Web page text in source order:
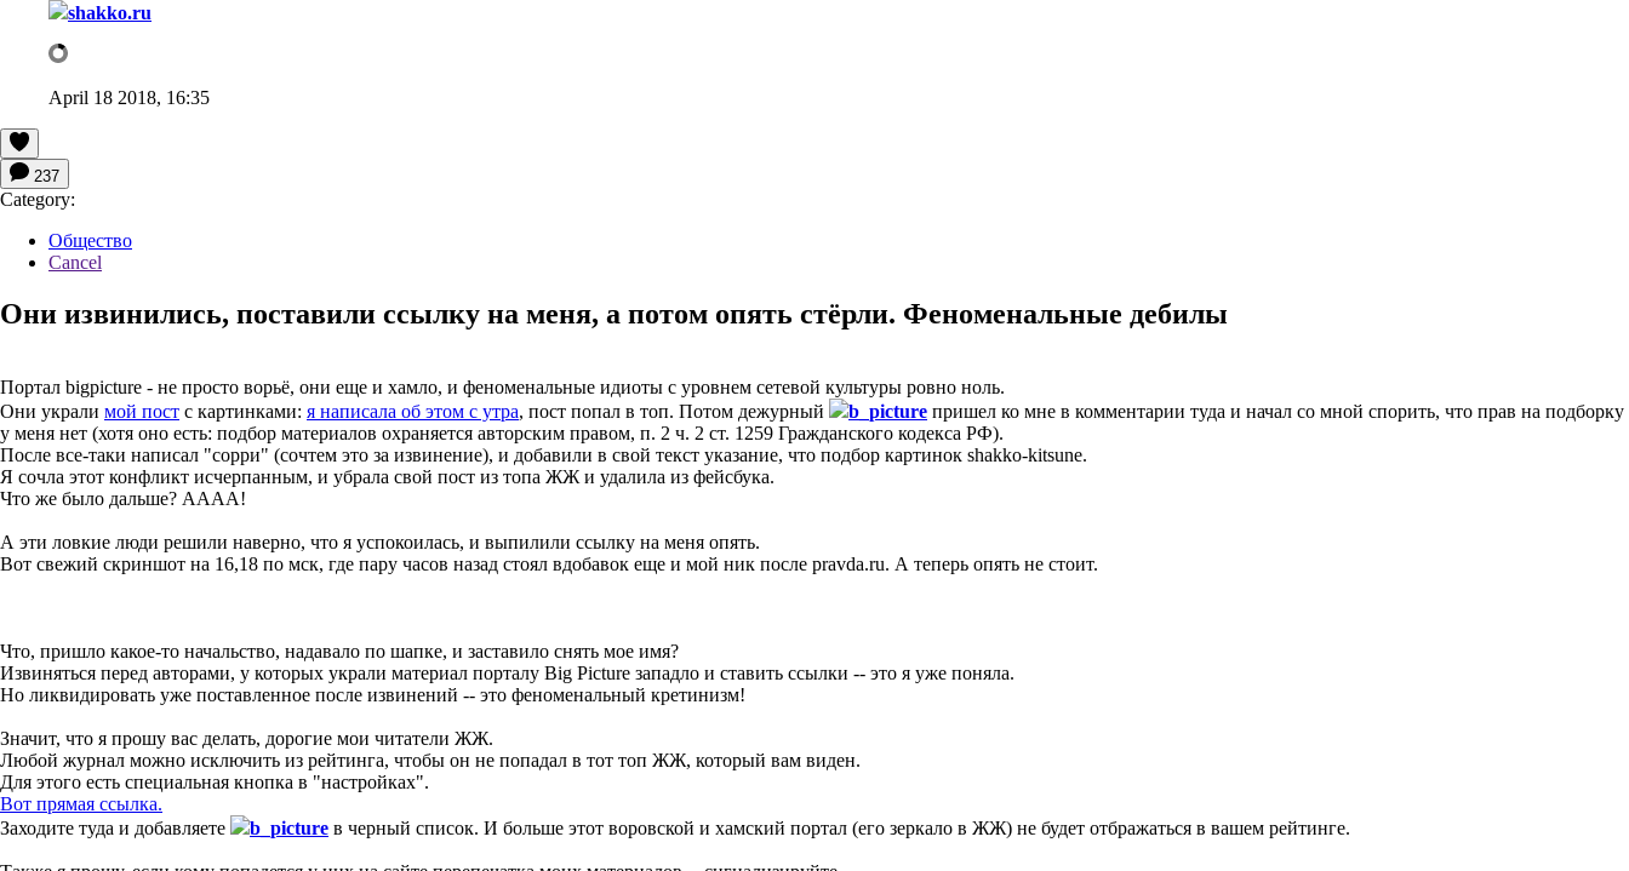
shakko.ru
April 18 2018, 16:35
237
Category:
Общество
Cancel
Они извинились, поставили ссылку на меня, а потом опять стёрли. Феноменальные дебилы
Портал bigpicture - не просто ворьё, они еще и хамло, и феноменальные идиоты с уровнем сетевой культуры ровно ноль.
Они украли мой пост с картинками: я написала об этом с утра, пост попал в топ. Потом дежурный b_picture пришел ко мне в комментарии туда и начал со мной спорить, что прав на подборку
у меня нет (хотя оно есть: подбор материалов охраняется авторским правом, п. 2 ч. 2 ст. 1259 Гражданского кодекса РФ).
После все-таки написал "сорри" (сочтем это за извинение), и добавили в свой текст указание, что подбор картинок shakko-kitsune.
Я сочла этот конфликт исчерпанным, и убрала свой пост из топа ЖЖ и удалила из фейсбука.
Что же было дальше? АААА!
А эти ловкие люди решили наверно, что я успокоилась, и выпилили ссылку на меня опять.
Вот свежий скриншот на 16,18 по мск, где пару часов назад стоял вдобавок еще и мой ник после pravda.ru. А теперь опять не стоит.
Что, пришло какое-то начальство, надавало по шапке, и заставило снять мое имя?
Извиняться перед авторами, у которых украли материал порталу Big Picture западло и ставить ссылки -- это я уже поняла.
Но ликвидировать уже поставленное после извинений -- это феноменальный кретинизм!
Значит, что я прошу вас делать, дорогие мои читатели ЖЖ.
Любой журнал можно исключить из рейтинга, чтобы он не попадал в тот топ ЖЖ, который вам виден.
Для этого есть специальная кнопка в "настройках".
Вот прямая ссылка.
Заходите туда и добавляете
b_picture в черный список. И больше этот воровской и хамский портал (его зеркало в ЖЖ) не будет отбражаться в вашем рейтинге.